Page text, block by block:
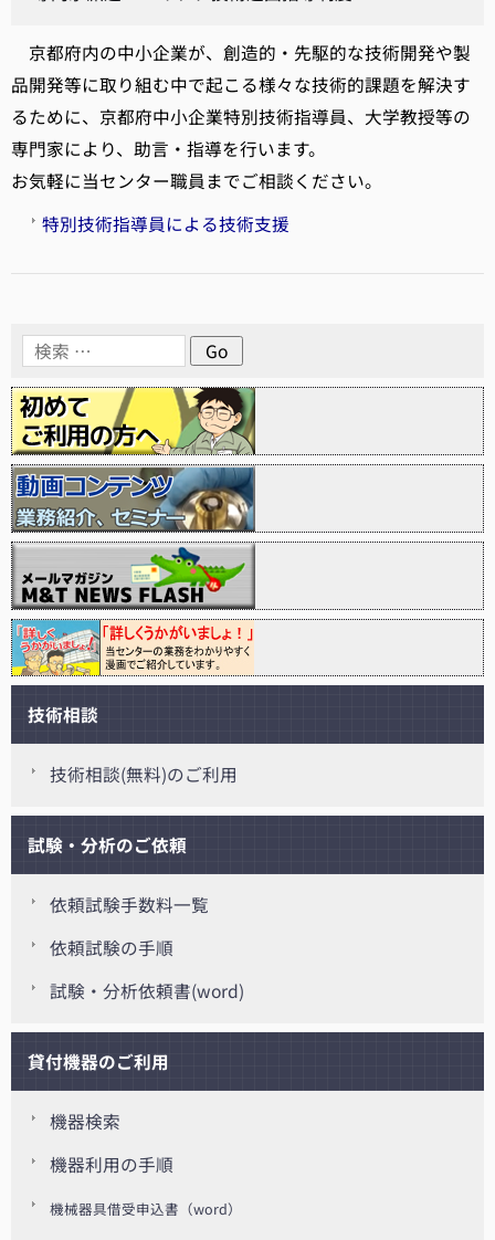
京都府内の中小企業が、創造的・先駆的な技術開発や製
品開発等に取り組む中で起こる様々な技術的課題を解決す
るために、京都府中小企業特別技術指導員、大学教授等の
専門家により、助言・指導を行います。
お気軽に当センター職員までご相談ください。
特別技術指導員による技術支援
技術相談
技術相談(無料)のご利用
試験・分析のご依頼
依頼試験手数料一覧
依頼試験の手順
試験・分析依頼書(word)
貸付機器のご利用
機器検索
機器利用の手順
機械器具借受申込書（word）